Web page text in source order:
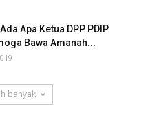
Apa Ketua DPP PDIP
Bawa Amanah...
banyak